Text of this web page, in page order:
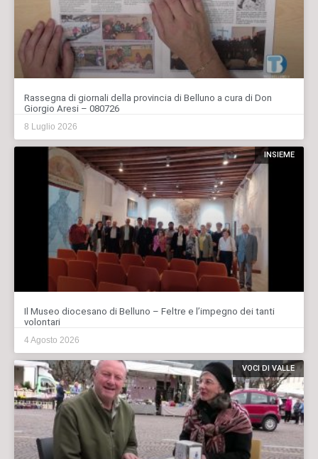
Rassegna di giornali della provincia di Belluno a cura di Don
Giorgio Aresi – 080726
8 Luglio 2026
INSIEME
Il Museo diocesano di Belluno – Feltre e l’impegno dei tanti
volontari
4 Agosto 2026
VOCI DI VALLE